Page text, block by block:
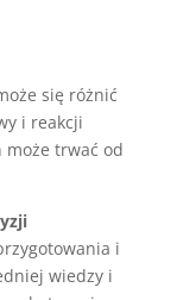
się różnić
i reakcji
może trwać od
i
wiedzy i